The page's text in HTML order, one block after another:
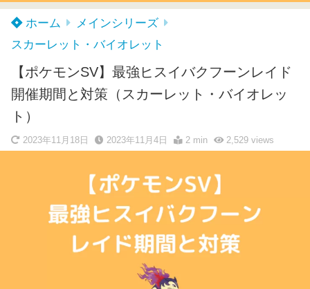
ホーム
メインシリーズ
スカーレット・バイオレット
【ポケモンSV】最強ヒスイバクフーンレイド
開催期間と対策（スカーレット・バイオレッ
ト）
2023年11月18日 2023年11月4日 2 min 2,529views